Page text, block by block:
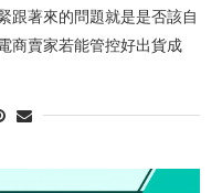
跟著來的問題就是是否該自
商賣家若能管控好出貨成